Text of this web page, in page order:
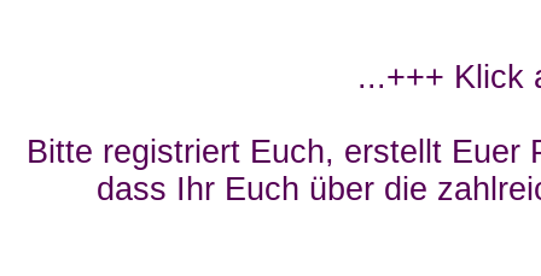
...+++ Klick
Bitte registriert Euch, erstellt Euer
dass Ihr Euch über die